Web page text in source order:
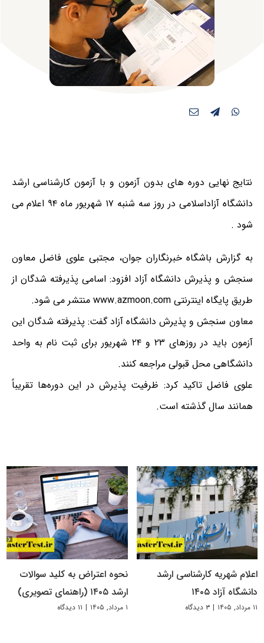
نتایج نهایی دوره های بدون آزمون و با آزمون کارشناسی ارشد
دانشگاه آزاداسلامی در روز سه شنبه ۱۷ شهریور ماه ۹۴ اعلام می
شود .
به گزارش باشگاه خبرنگاران جوان، مجتبی علوی فاضل معاون
سنجش و پذیرش دانشگاه آزاد افزود: اسامی پذیرفته شدگان از
طریق پایگاه اینترنتی www.azmoon.com منتشر می شود.
معاون سنجش و پذیرش دانشگاه آزاد گفت: پذیرفته شدگان این
آزمون باید در روزهای ۲۳ و ۲۴ شهریور برای ثبت نام به واحد
دانشگاهی محل قبولی مراجعه کنند.
علوی فاضل تاکید کرد: ظرفیت پذیرش در این دوره‌ها تقریباً
همانند سال گذشته است.
اعلام شهریه کارشناسی ارشد
دانشگاه آزاد ۱۴۰۵
۱۱ مرداد, ۱۴۰۵ | ۳ دیدگاه
نحوه اعتراض به کلید سوالات
ارشد ۱۴۰۵ (راهنمای تصویری)
۱ مرداد, ۱۴۰۵ | ۱۱ دیدگاه